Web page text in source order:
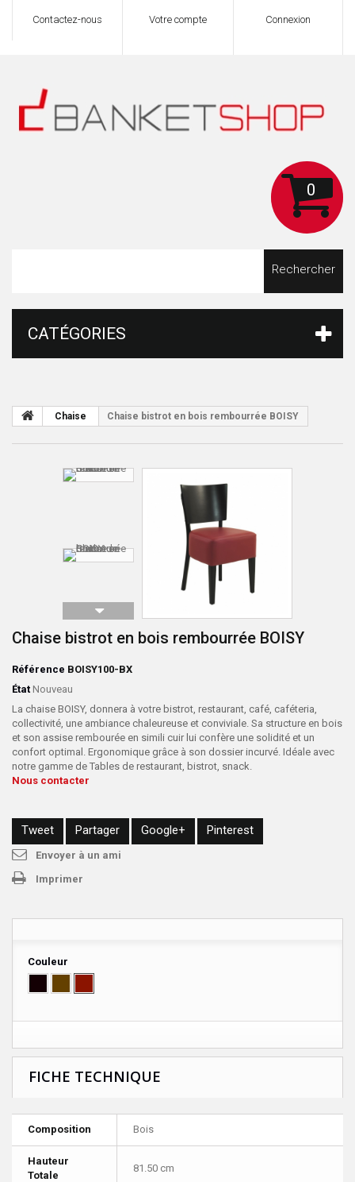
Connexion
Votre compte
Contactez-nous
0
Rechercher
CATÉGORIES
Chaise Chaise bistrot en bois rembourrée BOISY
Chaise bistrot en bois rembourrée BOISY
Référence BOISY100-BX
État Nouveau
La chaise BOISY, donnera à votre bistrot, restaurant, café, caféteria,
collectivité, une ambiance chaleureuse et conviviale. Sa structure en bois
et son assise rembourée en simili cuir lui confère une solidité et un
confort optimal. Ergonomique grâce à son dossier incurvé. Idéale avec
notre gamme de Tables de restaurant, bistrot, snack.
Nous contacter
Tweet Partager Google+ Pinterest
Envoyer à un ami
Imprimer
Couleur
FICHE TECHNIQUE
Composition Bois
Hauteur
Totale
81.50 cm